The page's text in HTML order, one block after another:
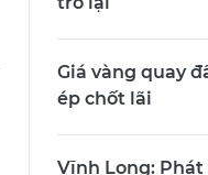
trở lại
Giá vàng quay
ép chốt lãi